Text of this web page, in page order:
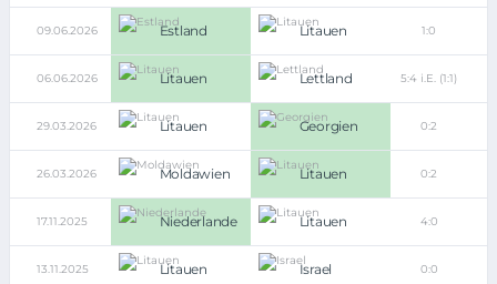
09.06.2026 Estland Litauen 1:0
06.06.2026 Litauen Lettland 5:4 i.E. (1:1)
29.03.2026 Litauen Georgien 0:2
26.03.2026 Moldawien Litauen 0:2
17.11.2025 Niederlande Litauen 4:0
13.11.2025 Litauen Israel 0:0